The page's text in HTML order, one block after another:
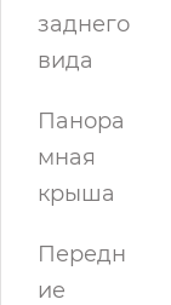
заднего
вида
Панора
мная
крыша
Передн
ие